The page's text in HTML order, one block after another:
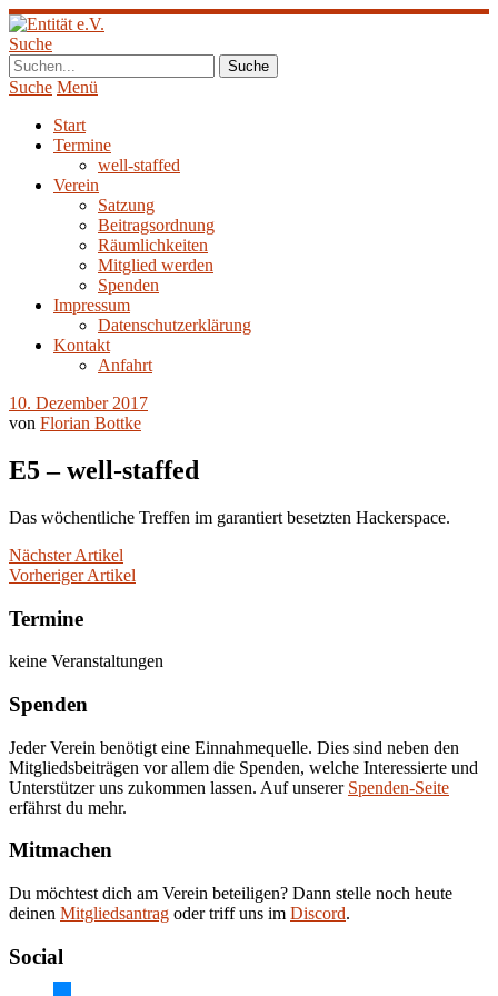
Suche
Suche Menü
Start
Termine
well-staffed
Verein
Satzung
Beitragsordnung
Räumlichkeiten
Mitglied werden
Spenden
Impressum
Datenschutzerklärung
Kontakt
Anfahrt
10. Dezember 2017
von Florian Bottke
E5 – well-staffed
Das wöchentliche Treffen im garantiert besetzten Hackerspace.
Nächster Artikel
Vorheriger Artikel
Termine
keine Veranstaltungen
Spenden
Jeder Verein benötigt eine Einnahmequelle. Dies sind neben den
Mitgliedsbeiträgen vor allem die Spenden, welche Interessierte und
Unterstützer uns zukommen lassen. Auf unserer Spenden-Seite
erfährst du mehr.
Mitmachen
Du möchtest dich am Verein beteiligen? Dann stelle noch heute
deinen Mitgliedsantrag oder triff uns im Discord.
Social